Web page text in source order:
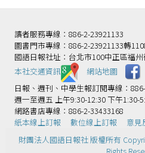
讀者服務專線：886-2-23921133
圖書門市專線：886-2-23921133轉
國語日報社址：台北市100中正區福
本社交通資訊️
網站地圖
日報、週刊、中學生報訂閱專線：
週一至週五 上午9:30-12:30 下午1:30-
網路書店專線：886-2-33433168
紙本線上訂報
數位線上訂報
意見
財團法人國語日報社 版權所有